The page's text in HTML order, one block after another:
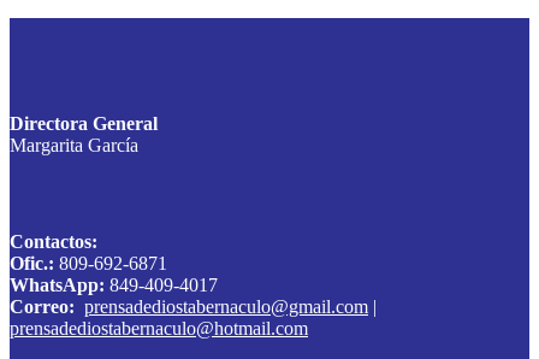
Directora General
Margarita García
Contactos:
Ofic.: 809-692-6871
WhatsApp: 849-409-4017
Correo: prensadediostabernaculo@gmail.com |
prensadediostabernaculo@hotmail.com